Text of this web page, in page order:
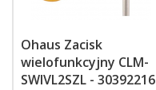
Ohaus Zacisk
wielofunkcyjny CLM-
SWIVL2SZL - 30392216